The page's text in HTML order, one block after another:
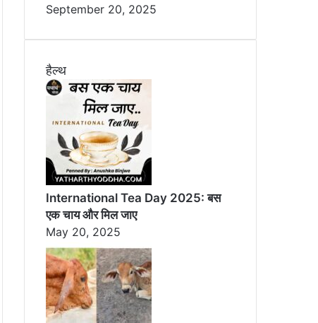
September 20, 2025
हैल्थ
International Tea Day 2025: बस
एक चाय और मिल जाए
May 20, 2025